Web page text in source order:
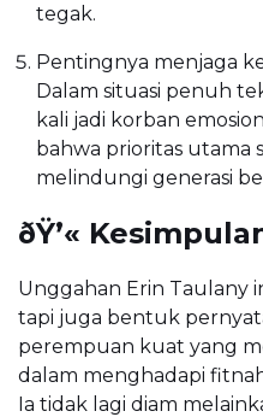
tegak.
Pentingnya menjaga
Dalam situasi penuh
kali jadi korban
bahwa prioritas utama
melindungi generasi
ðŸ’«
Unggahan Erin Taulany
tapi juga bentuk
perempuan kuat yang
dalam menghadapi
Ia tidak lagi diam